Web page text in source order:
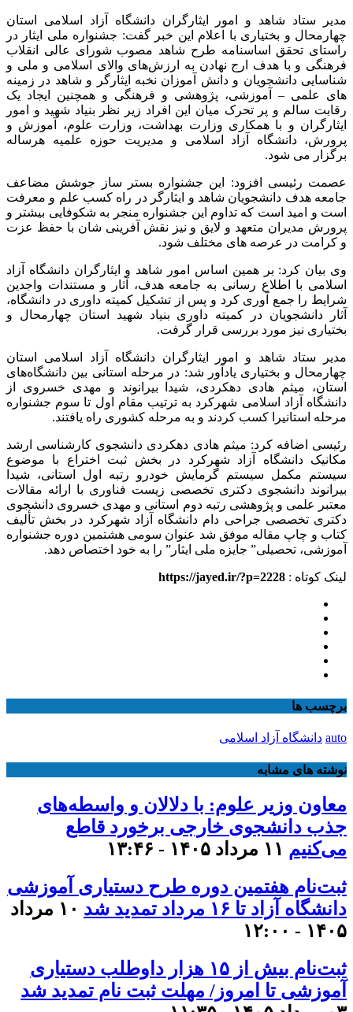
مدیر ستاد شاهد و امور ایثارگران دانشگاه آزاد اسلامی استان
چهارمحال و بختیاری با اعلام این خبر گفت: جشنواره ملی ایثار در
راستای تحقق اساسنامه طرح شاهد مصوب شورای عالی انقلاب
فرهنگی و با هدف ارج نهادن به ارزش‌های والای اسلامی و ملی و
شناسایی دانشجویان و دانش آموزان نخبه ایثارگر و شاهد در زمینه
های علمی – آموزشی، پژوهشی و فرهنگی و همچنین ایجاد یک
رقابت سالم و پر تحرک میان این افراد زیر نظر بنیاد شهید و امور
ایثارگران و با همکاری وزارت بهداشت، وزارت علوم، آموزش و
پرورش، دانشگاه آزاد اسلامی و مدیریت حوزه علمیه هرساله
برگزار می شود.
عصمت رئیسی افزود: این جشنواره بستر ساز جوشش مضاعف
جامعه هدف دانشجویان شاهد و ایثارگر در راه کسب علم و معرفت
است و امید است که تداوم این جشنواره منجر به شکوفایی بیشتر و
پرورش مدیران متعهد و لایق و نیز نقش آفرینی شان با حفظ عزت
و کرامت در عرصه های مختلف شود.
وی بیان کرد: بر همین اساس امور شاهد و ایثارگران دانشگاه آزاد
اسلامی با اطلاع رسانی به جامعه هدف، آثار و مستندات واجدین
شرایط را جمع آوری کرد و پس از تشکیل کمیته داوری در دانشگاه،
آثار دانشجویان در کمیته داوری بنیاد شهید استان چهارمحال و
بختیاری نیز مورد بررسی قرار گرفت.
مدیر ستاد شاهد و امور ایثارگران دانشگاه آزاد اسلامی استان
چهارمحال و بختیاری یادآور شد: در مرحله استانی بین دانشگاه‌های
استان، میثم هادی دهکردی، شیدا بیرانوند و مهدی خسروی از
دانشگاه آزاد اسلامی شهرکرد به ترتیب مقام اول تا سوم جشنواره
مرحله استانیرا کسب کردند و به مرحله کشوری راه یافتند.
رئیسی اضافه کرد: میثم هادی دهکردی دانشجوی کارشناسی ارشد
مکانیک دانشگاه آزاد شهرکرد در بخش ثبت اختراع با موضوع
سیستم مکمل سیستم گرمایش خودرو رتبه اول استانی، شیدا
بیرانوند دانشجوی دکتری تخصصی زیست فناوری با ارائه مقالات
معتبر علمی و پژوهشی رتبه دوم استانی و مهدی خسروی دانشجوی
دکتری تخصصی جراحی دام دانشگاه آزاد شهرکرد در بخش تألیف
کتاب و چاپ مقاله موفق شد عنوان سومی هشتمین دوره جشنواره
آموزشی، تحصیلی” جایزه ملی ایثار” را به خود اختصاص دهد.
لینک کوتاه : https://jayed.ir/?p=2228
برچسب ها
auto دانشگاه آزاد اسلامی
نوشته های مشابه
معاون وزیر علوم: با دلالان و واسطه‌های
جذب دانشجوی خارجی برخورد قاطع
می‌کنیم ۱۱ مرداد ۱۴۰۵ - ۱۳:۴۶
ثبت‌نام هفتمین دوره طرح دستیاری آموزشی
دانشگاه آزاد تا ۱۶ مرداد تمدید شد
۱۰ مرداد
۱۴۰۵ - ۱۲:۰۰
ثبت‌نام بیش از ۱۵ هزار داوطلب دستیاری
آموزشی تا امروز/ مهلت ثبت نام تمدید شد